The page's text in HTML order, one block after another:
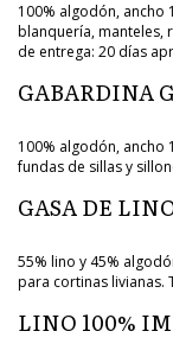
100% algodón, ancho
blanquería, manteles,
de entrega: 20 días
GABARDINA
100% algodón, ancho
fundas de sillas y
GASA DE
55% lino y 45%
para cortinas livianas.
LINO 100%